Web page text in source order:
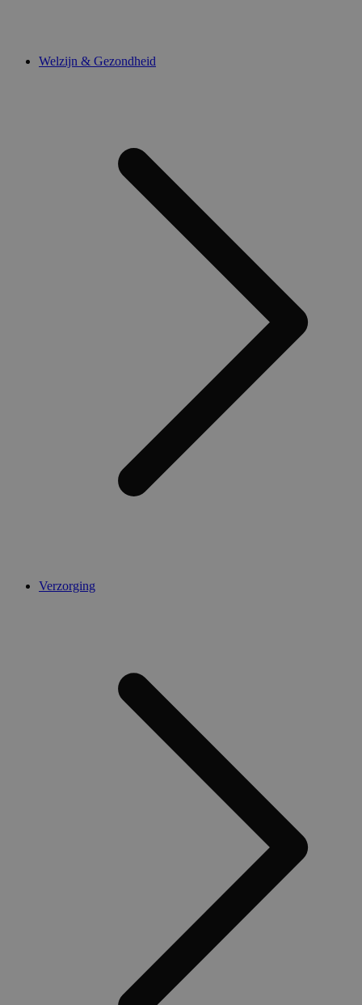
Welzijn & Gezondheid
Verzorging